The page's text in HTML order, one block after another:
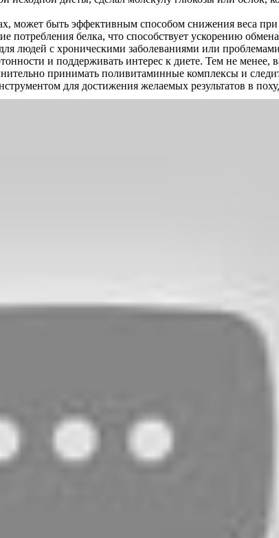
может быть эффективным способом снижения веса
потребления белка, что способствует ускорению
людей с хроническими заболеваниями или
и поддерживать интерес к диете. Тем не менее,
принимать поливитаминные комплексы и
для достижения желаемых результатов в